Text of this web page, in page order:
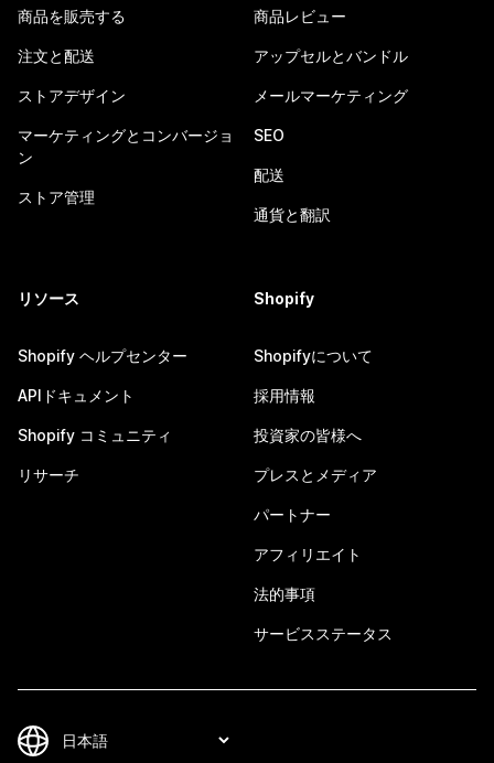
商品を販売する
注文と配送
ストアデザイン
マーケティングとコンバージョ
ン
ストア管理
商品レビュー
アップセルとバンドル
メールマーケティング
SEO
配送
通貨と翻訳
リソース
Shopify ヘルプセンター
APIドキュメント
Shopify コミュニティ
リサーチ
Shopify
Shopifyについて
採用情報
投資家の皆様へ
プレスとメディア
パートナー
アフィリエイト
法的事項
サービスステータス